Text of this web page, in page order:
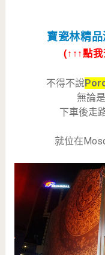
寶瓷林精
(↑↑↑點
不得不說
無論
下車後走
就位在